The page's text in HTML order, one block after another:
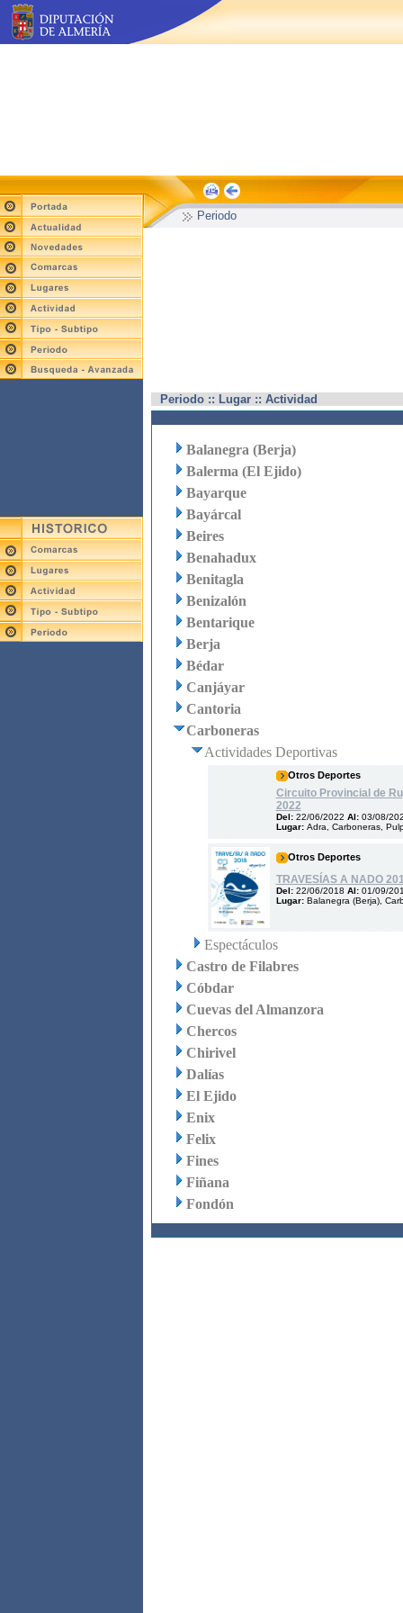
Periodo
Periodo :: Lugar :: Actividad
Balanegra (Berja)
Balerma (El Ejido)
Bayarque
Bayárcal
Beires
Benahadux
Benitagla
Benizalón
Bentarique
Berja
Bédar
Canjáyar
Cantoria
Carboneras
Actividades Deportivas
Otros Deportes
Circuito Provincial de
2022
Del: 22/06/2022 Al: 03/08/
Lugar: Adra, Carboneras,
Otros Deportes
TRAVESÍAS A NADO
Del: 22/06/2018 Al: 01/09/
Lugar: Balanegra (Berja),
Espectáculos
Castro de Filabres
Cóbdar
Cuevas del Almanzora
Chercos
Chirivel
Dalías
El Ejido
Enix
Felix
Fines
Fiñana
Fondón